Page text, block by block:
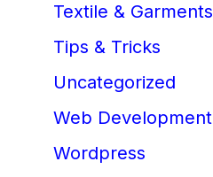
Textile & Garments
Tips & Tricks
Uncategorized
Web Development
Wordpress